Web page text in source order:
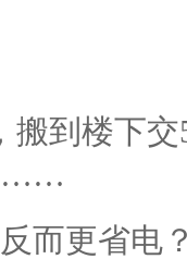
搬到楼下
……
而更省电